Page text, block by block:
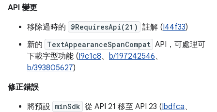
API 變更
移除過時的 @RequiresApi(21) 註解 (I44f33)
新的 TextAppearanceSpanCompat API，可處理可
下載字型功能 (I9c1c8、 b/197242546、
b/393805627)
修正錯誤
將預設 minSdk 從 API 21 移至 API 23 (Ibdfca、